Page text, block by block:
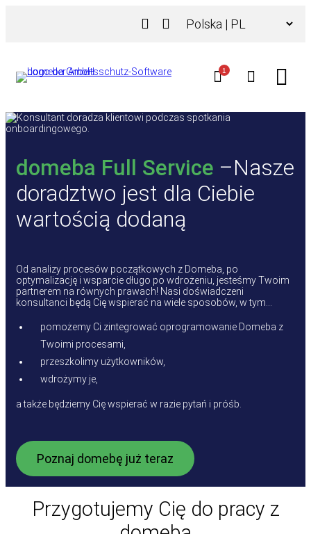
język
1
domeba Full Service –Nasze
doradztwo jest dla Ciebie
wartością dodaną
Od analizy procesów początkowych z Domeba, po
optymalizację i wsparcie długo po wdrożeniu, jesteśmy Twoim
partnerem na równych prawach! Nasi doświadczeni
konsultanci będą Cię wspierać na wiele sposobów, w tym…
pomożemy Ci zintegrować oprogramowanie Domeba z
Twoimi procesami,
przeszkolimy użytkowników,
wdrożymy je,
a także będziemy Cię wspierać w razie pytań i próśb.
Poznaj domebę już teraz
Przygotujemy Cię do pracy z